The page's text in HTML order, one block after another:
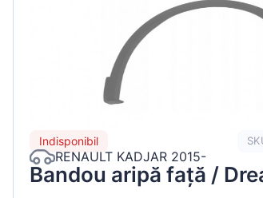
Indisponibil
RENAULT KADJAR 2015-
Bandou aripă față /